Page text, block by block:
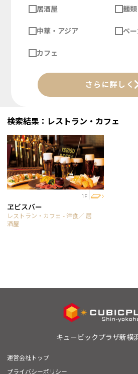
居酒屋 麺類
中華・アジア ベ
カフェ
さらに詳しく
検索結果：レストラン・カフェ
1F
ヱビスバー
レストラン・カフェ - 洋食／ 居
酒屋
キュービックプラザ新横
運営会社トップ
プライバシーポリシー